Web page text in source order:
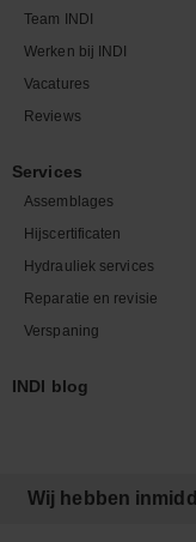
Team INDI
Werken bij INDI
Vacatures
Reviews
Services
Assemblages
Hijscertificaten
Hydrauliek services
Reparatie en revisie
Verspaning
INDI blog
Wij hebben